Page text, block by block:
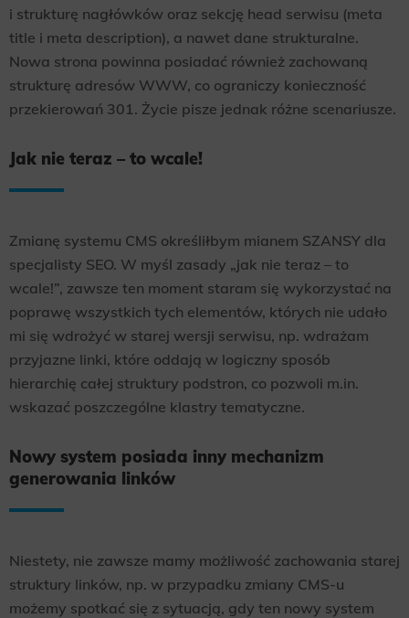
i strukturę nagłówków oraz sekcję head serwisu (meta
title i meta description), a nawet dane strukturalne.
Nowa strona powinna posiadać również zachowaną
strukturę adresów WWW, co ograniczy konieczność
przekierowań 301. Życie pisze jednak różne scenariusze.
Jak nie teraz – to wcale!
Zmianę systemu CMS określiłbym mianem SZANSY dla
specjalisty SEO. W myśl zasady „jak nie teraz – to
wcale!”, zawsze ten moment staram się wykorzystać na
poprawę wszystkich tych elementów, których nie udało
mi się wdrożyć w starej wersji serwisu, np. wdrażam
przyjazne linki, które oddają w logiczny sposób
hierarchię całej struktury podstron, co pozwoli m.in.
wskazać poszczególne klastry tematyczne.
Nowy system posiada inny mechanizm
generowania linków
Niestety, nie zawsze mamy możliwość zachowania starej
struktury linków, np. w przypadku zmiany CMS-u
możemy spotkać się z sytuacją, gdy ten nowy system